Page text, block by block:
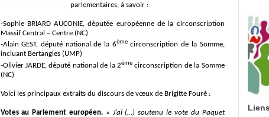
parlementaires, à savoir :
-Sophie BRIARD AUCONIE, députée européenne de la circonscription
Massif Central – Centre (NC)
-Alain GEST, député national de la 6èmecirconscription de la Somme,
incluant Bertangles (UMP)
-Olivier JARDE, député national de la 2èmecirconscription de la Somme
(NC)
Voici les principaux extraits du discours de vœux de Brigitte Fouré :
Votes au Parlement européen. « J’ai (…) soutenu le vote du Paquet